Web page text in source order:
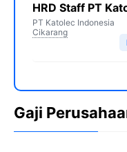
HRD Staff PT
PT Katolec Indonesia
Cikarang
Gaji